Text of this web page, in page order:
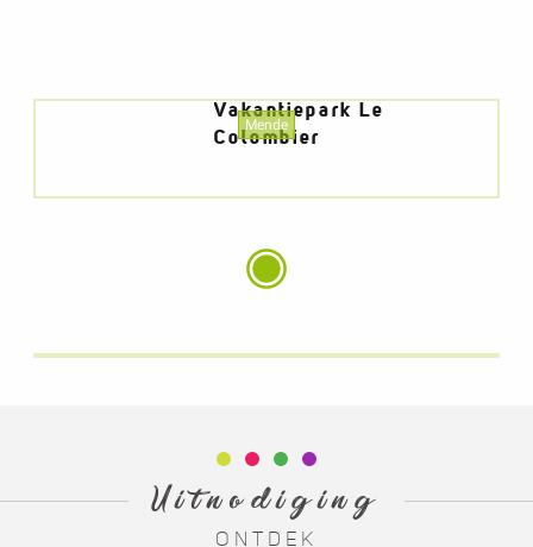
Mende
Vakantiepark Le
Colombier
Voormeer energie-efficiëntie zullen
we de CO²-uitstootvan een deel van
+ meer info
Uitnodiging
ONTDEK